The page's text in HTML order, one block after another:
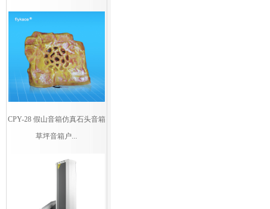
CPY-28 假山音箱仿真石头音箱
草坪音箱户...